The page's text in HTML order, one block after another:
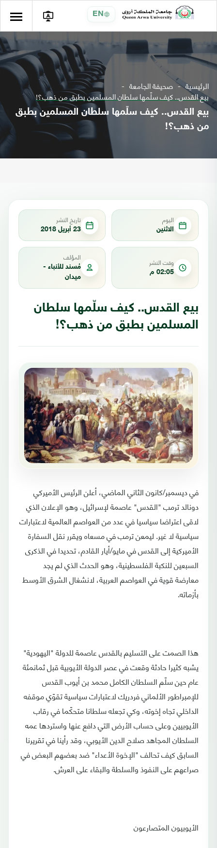
EN
الرئيسية صحيفة الجامعة
بيع القدس.. كيف سلّمها سلطان المسلمين بطبق من ذهب؟!
بيع القدس.. كيف سلّمها سلطان المسلمين بطبق
من ذهب؟!
اليوم
الاثنين
تاريخ النشر
23 أبريل 2018
وقت النشر
02:05 م
المؤلف
مُسند للأنباء -
ميدان
بيع القدس.. كيف سلّمها سلطان
المسلمين بطبق من ذهب؟!
في ديسمبر/كانون الثاني الماضي، أعلن الرئيس الأميركي
دونالد ترمب "القدس" عاصمة لإسرائيل، وهو الإعلان الذي
لاقى اعتراضا سياسيا في عدد من العواصم العالمية لاعتبارات
سياسية لا غير. ليمعن ترمب في مسعاه ويقرر نقل السفارة
الأميركية إلى القدس في مايو/أيار القادم، تحديدا في الذكرى
السبعين للنكبة الفلسطينية، وهو الحدث الذي لم يجد
معارضة قوية في العواصم العربية، لانشغال الشرق الأوسط
بأزماته.
هذا الصمت على التسليم بالقدس عاصمة للدولة "اليهودية"
يشبه كثيرا حادثة وقعت في عصر الدولة الأيوبية قبل ثمانمئة
عام حين سلّم السلطان الكامل محمد بن أيوب القدس
للإمبراطور الألماني فردريك لاعتبارات سياسية تقوّي موقفه
الداخلي تجاه إخوته، وكي تجعله سلطانا متحكّما في رقاب
الأيوبيين وعلى حساب الأرض التي دافع عنها واستردها عمه
السلطان المجاهد صلاح الدين الأيوبي، وقد رأينا في تقريرنا
السابق كيف تحالف "الإخوة الأعداء" ضد بعضهم البعض في
صراعهم على النفوذ والسلطة والبقاء على العرش.
الأيوبيون المتصارعون